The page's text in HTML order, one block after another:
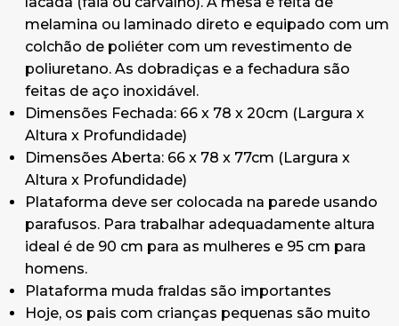
melamina ou laminado direto e equipado com um
colchão de poliéter com um revestimento de
poliuretano. As dobradiças e a fechadura são
feitas de aço inoxidável.
Dimensões Fechada: 66 x 78 x 20cm (Largura x
Altura x Profundidade)
Dimensões Aberta: 66 x 78 x 77cm (Largura x
Altura x Profundidade)
Plataforma deve ser colocada na parede usando
parafusos. Para trabalhar adequadamente altura
ideal é de 90 cm para as mulheres e 95 cm para
homens.
Plataforma muda fraldas são importantes
Hoje, os pais com crianças pequenas são muito